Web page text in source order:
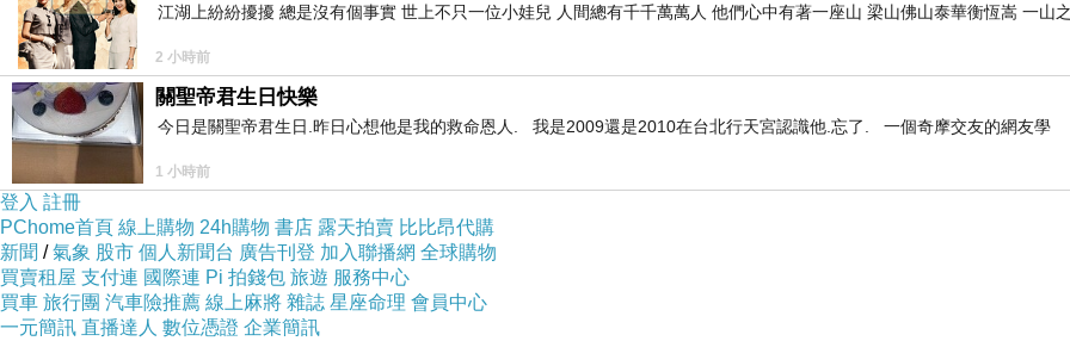
江湖上紛紛擾擾 總是沒有個事實 世上不只一位小娃兒 人間總有千千萬萬人 他們心中有著一座山 梁山佛山泰華衡恆嵩 一山
2 小時前
關聖帝君生日快樂
今日是關聖帝君生日.昨日心想他是我的救命恩人. 我是2009還是2010在台北行天宮認識他.忘了. 一個奇摩交友的網友學
1 小時前
登入 註冊
PChome首頁 線上購物 24h購物 書店 露天拍賣 比比昂代購
新聞 /氣象 股市 個人新聞台 廣告刊登 加入聯播網 全球購物
買賣租屋 支付連 國際連 Pi 拍錢包 旅遊 服務中心
買車 旅行團 汽車險推薦 線上麻將 雜誌 星座命理 會員中心
一元簡訊 直播達人 數位憑證 企業簡訊